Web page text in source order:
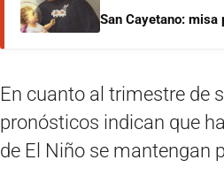
San Cayetano:
En cuanto al trimestre de
pronósticos indican que
de El Niño se mantengan